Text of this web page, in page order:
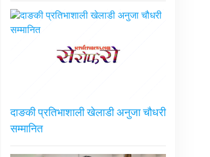
दाङकी प्रतिभाशाली खेलाडी अनुजा चौधरी
सम्मानित